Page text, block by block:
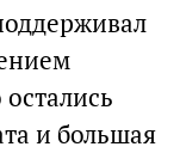
и большая